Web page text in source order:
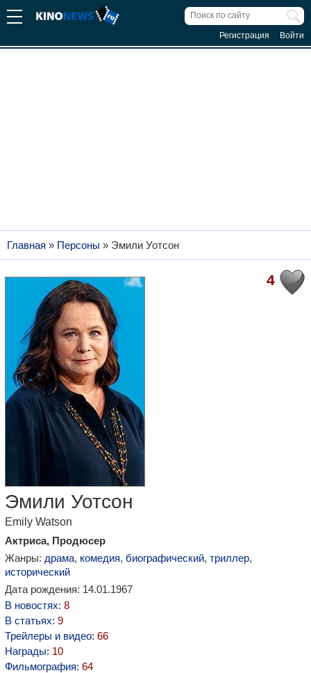
Регистрация Войти
Главная » Персоны » Эмили Уотсон
4
Эмили Уотсон
Emily Watson
Актриса, Продюсер
Жанры: драма, комедия, биографический, триллер,
исторический
Дата рождения: 14.01.1967
В новостях: 8
В статьях: 9
Трейлеры и видео: 66
Награды: 10
Фильмография: 64